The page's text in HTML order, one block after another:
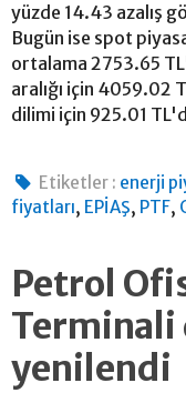
yüzde 14.43 azalış
Bugün ise spot
ortalama 2753.65
aralığı için 4059.02
dilimi için 925.01
Etiketler : enerji
fiyatları, EPİAŞ, PTF,
Petrol
Terminali
yenilendi